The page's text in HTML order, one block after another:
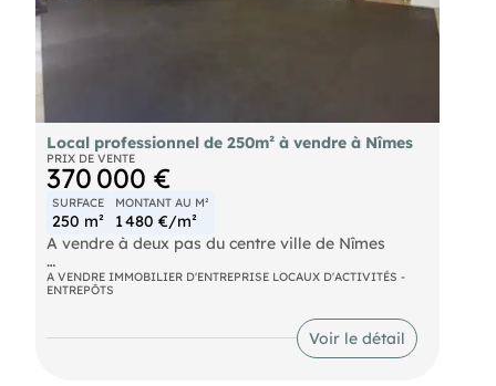
Local professionnel de 250m² à vendre à Nîmes
PRIX DE VENTE
370 000 €
SURFACE
250 m²
MONTANT AU M²
1 480 €/m²
A vendre à deux pas du centre ville de Nîmes
Un local professionnel de 206 m² avec une
mezzanine de 45m² anciennement utilisé comme
logement par les propriétaires actuels.
Il est constitué d'une salle principale de 110 m², de
A VENDRE IMMOBILIER D'ENTREPRISE LOCAUX D'ACTIVITÉS -
ENTREPÔTS
Voir le détail